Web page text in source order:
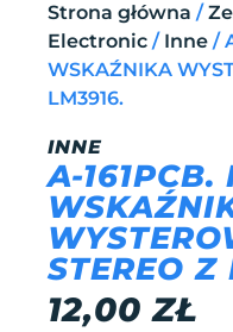
Strona główna /
Electronic / Inne /
WSKAŹNIKA
LM3916.
INNE
A-161PCB.
STEREO Z
12,00ZŁ